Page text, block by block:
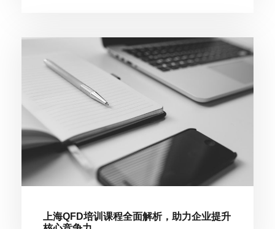
上海QFD培训课程全面解析，助力企业提升